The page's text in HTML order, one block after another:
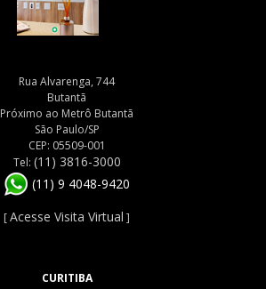
Rua Alvarenga, 744
Butantã
Próximo ao Metrô Butantã
São Paulo/SP
CEP: 05509-001
Tel: (11) 3816-3000
(11) 9 4048-9420
[Acesse Visita Virtual ]
CURITIBA